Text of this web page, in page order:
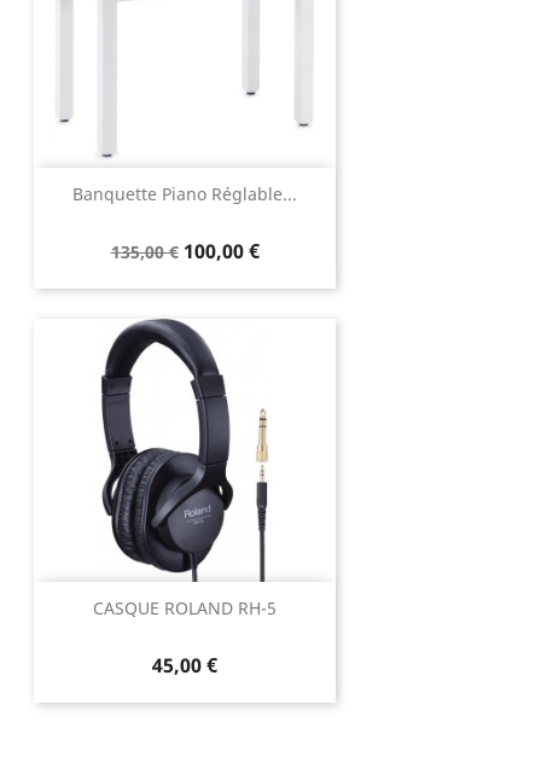
Banquette Piano Réglable...
135,00 € 100,00 €
CASQUE ROLAND RH-5
45,00 €